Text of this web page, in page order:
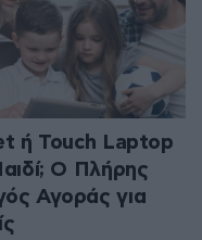
ή Touch Laptop
Ο Πλήρης
Αγοράς για